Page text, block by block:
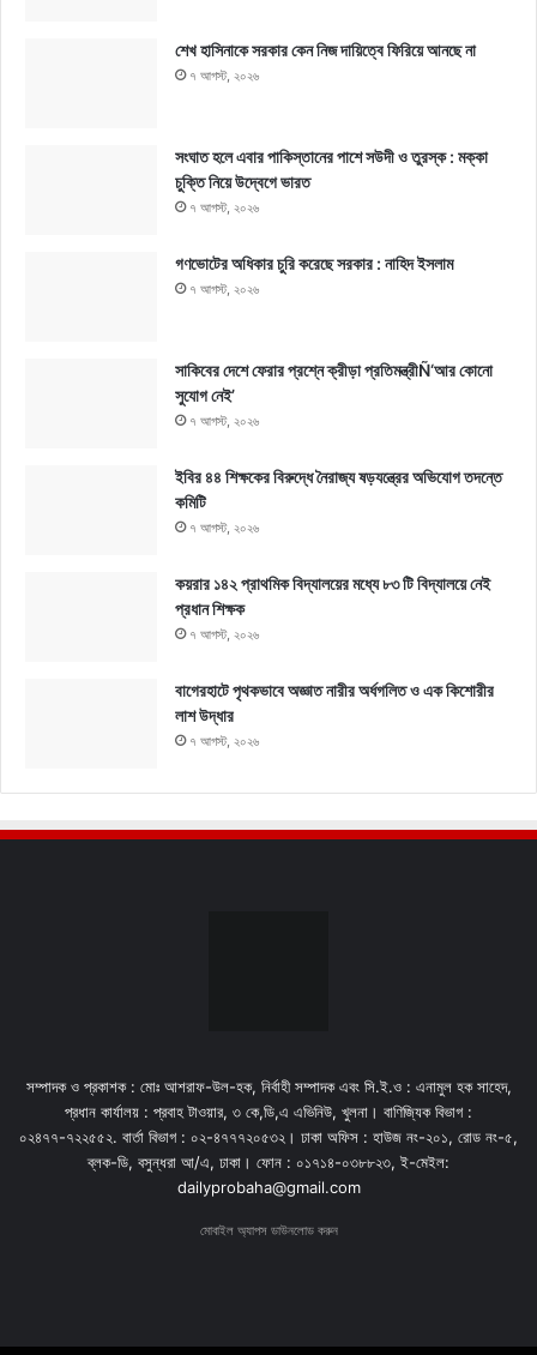
শেখ হাসিনাকে সরকার কেন নিজ দায়িত্বে ফিরিয়ে আনছে না
৭ আগস্ট, ২০২৬
সংঘাত হলে এবার পাকিস্তানের পাশে সউদী ও তুরস্ক : মক্কা
চুক্তি নিয়ে উদ্বেগে ভারত
৭ আগস্ট, ২০২৬
গণভোটের অধিকার চুরি করেছে সরকার : নাহিদ ইসলাম
৭ আগস্ট, ২০২৬
সাকিবের দেশে ফেরার প্রশ্নে ক্রীড়া প্রতিমন্ত্রীÑ‘আর কোনো
সুযোগ নেই’
৭ আগস্ট, ২০২৬
ইবির ৪৪ শিক্ষকের বিরুদ্ধে নৈরাজ্য ষড়যন্ত্রের অভিযোগ তদন্তে
কমিটি
৭ আগস্ট, ২০২৬
কয়রার ১৪২ প্রাথমিক বিদ্যালয়ের মধ্যে ৮৩ টি বিদ্যালয়ে নেই
প্রধান শিক্ষক
৭ আগস্ট, ২০২৬
বাগেরহাটে পৃথকভাবে অজ্ঞাত নারীর অর্ধগলিত ও এক কিশোরীর
লাশ উদ্ধার
৭ আগস্ট, ২০২৬
সম্পাদক ও প্রকাশক : মোঃ আশরাফ-উল-হক, নির্বাহী সম্পাদক এবং সি.ই.ও : এনামুল হক সাহেদ,
প্রধান কার্যালয় : প্রবাহ টাওয়ার, ৩ কে,ডি,এ এভিনিউ, খুলনা। বাণিজ্যিক বিভাগ :
০২৪৭৭-৭২২৫৫২. বার্তা বিভাগ : ০২-৪৭৭৭২০৫৩২। ঢাকা অফিস : হাউজ নং-২০১, রোড নং-৫,
ব্লক-ডি, বসুন্ধরা আ/এ, ঢাকা। ফোন : ০১৭১৪-০৩৮৮২৩, ই-মেইল:
dailyprobaha@gmail.com
মোবাইল অ্যাপস ডাউনলোড করুন